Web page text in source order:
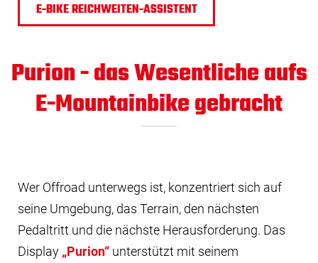
E-BIKE REICHWEITEN-ASSISTENT
Purion - das Wesentliche aufs
E-Mountainbike gebracht
Wer Offroad unterwegs ist, konzentriert sich auf
seine Umgebung, das Terrain, den nächsten
Pedaltritt und die nächste Herausforderung. Das
Display „Purion“ unterstützt mit seinem